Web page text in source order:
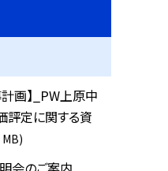
画】_PW上原中
評定に関する資
MB)